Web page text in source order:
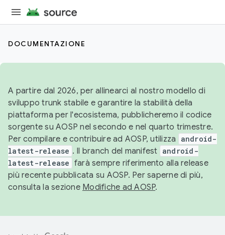
DOCUMENTAZIONE
A partire dal 2026, per allinearci al nostro modello di
sviluppo trunk stabile e garantire la stabilità della
piattaforma per l'ecosistema, pubblicheremo il codice
sorgente su AOSP nel secondo e nel quarto trimestre.
Per compilare e contribuire ad AOSP, utilizza
android-
latest-release . Il branch del manifest android-
latest-release farà sempre riferimento alla release
più recente pubblicata su AOSP. Per saperne di più,
consulta la sezione Modifiche ad AOSP.